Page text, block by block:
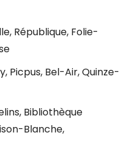
République, Folie-
Picpus, Bel-Air, Quinze-
Bibliothèque
Blanche,